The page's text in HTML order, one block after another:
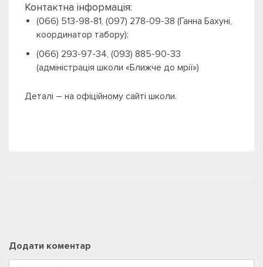
Контактна інформація:
(066) 513-98-81, (097) 278-09-38 (Ганна Бахуні,
координатор табору);
(066) 293-97-34, (093) 885-90-33
(адміністрація школи «Ближче до мрії»)
Деталі – на офіційному сайті школи.
Додати коментар